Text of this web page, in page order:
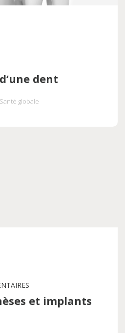
dent
globale
et implants